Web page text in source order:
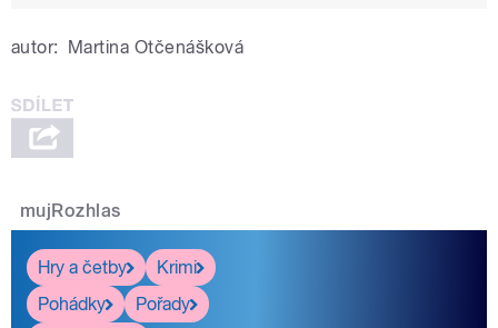
autor: Martina Otčenášková
mujRozhlas
Hry a četby
Krimi
Pohádky
Pořady